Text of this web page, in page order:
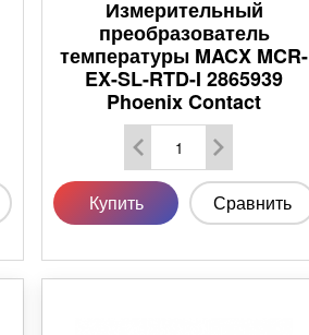
Измерительный
преобразователь
температуры MACX MCR-
EX-SL-RTD-I 2865939
Phoenix Contact
Купить Сравнить